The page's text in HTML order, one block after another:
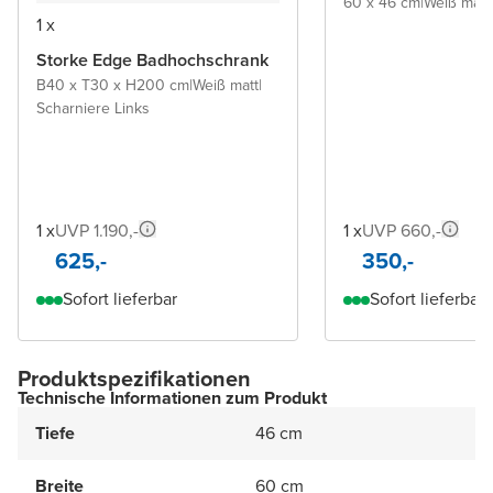
1 x
Storke Edge Badhochschrank
B40 x T30 x H200 cm|Weiß matt|
Scharniere Links
1 xUVP 1.190,-
625,-
Sofort lieferbar
1 xUVP 660,-
350,-
Sofort lieferbar
Produktspezifikationen
Technische Informationen zum Produkt
Tiefe
46 cm
Breite 60 cm